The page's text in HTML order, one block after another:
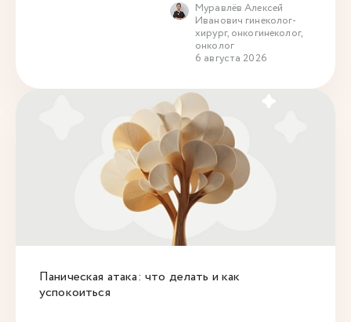
Муравлёв Алексей
Иванович гинеколог-
хирург, онкогинеколог,
онколог
6 августа 2026
Паническая атака: что делать и как
успокоиться